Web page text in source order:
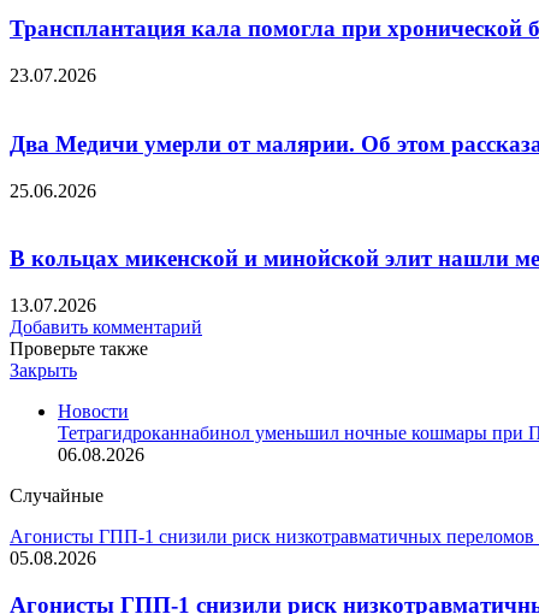
Трансплантация кала помогла при хронической
23.07.2026
Два Медичи умерли от малярии. Об этом
25.06.2026
В кольцах микенской и минойской элит нашли
13.07.2026
Добавить комментарий
Проверьте также
Закрыть
Новости
Тетрагидроканнабинол уменьшил ночные кошмары при
06.08.2026
Случайные
Агонисты ГПП-1 снизили риск низкотравматичных переломов
05.08.2026
Агонисты ГПП-1 снизили риск